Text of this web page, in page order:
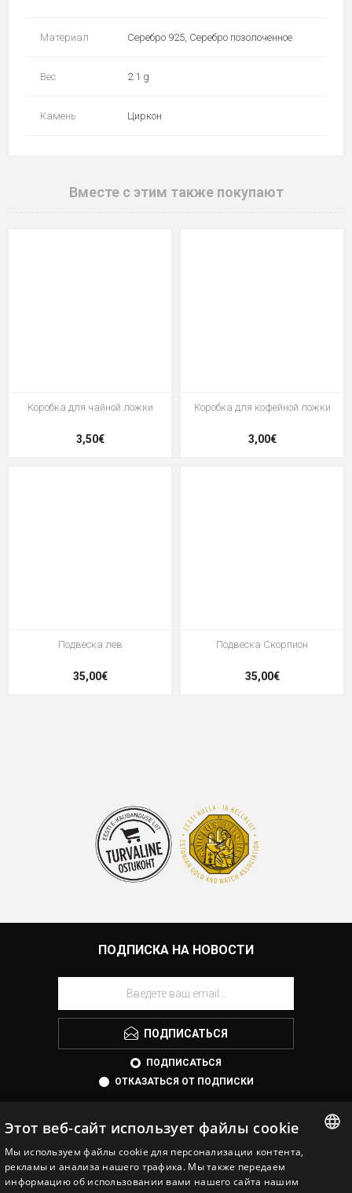
Материал Серебро 925, Серебро позолоченное
Вес 2.1 g
Камень Циркон
Вместе с этим также покупают
Коробка для чайной ложки
3,50€
Коробка для кофейной ложки
3,00€
Подвеска лев
35,00€
Подвеска Скорпион
35,00€
ПОДПИСКА НА НОВОСТИ
ПОДПИСАТЬСЯ
ПОДПИСАТЬСЯ
ОТКАЗАТЬСЯ ОТ ПОДПИСКИ
ENGLISH
Этот веб-сайт использует файлы cookie
Мы используем файлы cookie для персонализации контента,
рекламы и анализа нашего трафика. Мы также передаем
информацию об использовании вами нашего сайта нашим